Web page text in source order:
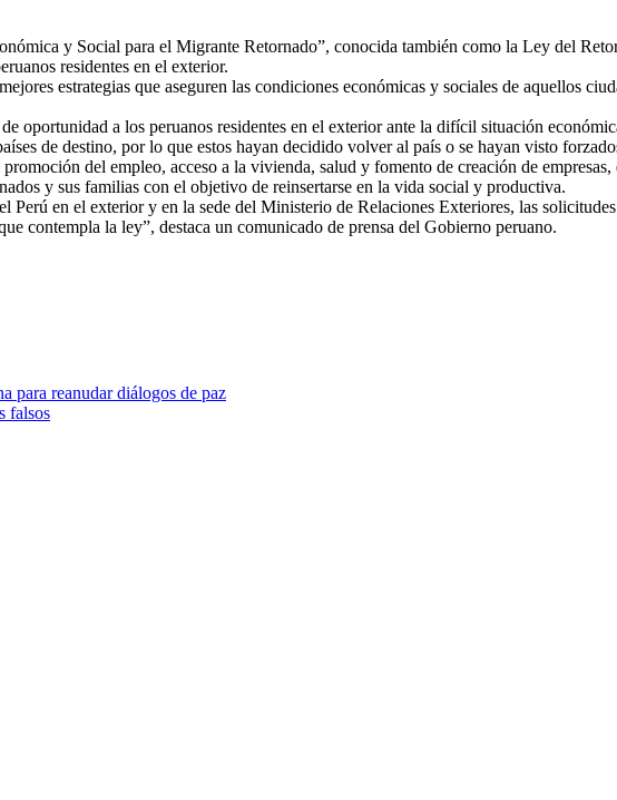
y Social para el Migrante Retornado”, conocida también como la Ley del
residentes en el exterior.
estrategias que aseguren las condiciones económicas y sociales de aquellos
oportunidad a los peruanos residentes en el exterior ante la difícil situación
de destino, por lo que estos hayan decidido volver al país o se hayan visto
del empleo, acceso a la vivienda, salud y fomento de creación de
y sus familias con el objetivo de reinsertarse en la vida social y productiva.
Perú en el exterior y en la sede del Ministerio de Relaciones Exteriores, las
contempla la ley”, destaca un comunicado de prensa del Gobierno peruano.
para reanudar diálogos de paz
falsos